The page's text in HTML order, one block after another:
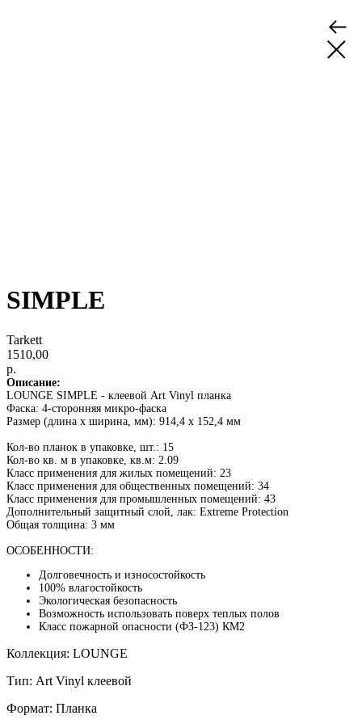
SIMPLE
Tarkett
1510,00
р.
Описание:
LOUNGE SIMPLE - клеевой Art Vinyl планка
Фаска: 4-сторонняя микро-фаска
Размер (длина x ширина, мм): 914,4 х 152,4 мм
Кол-во планок в упаковке, шт.: 15
Кол-во кв. м в упаковке, кв.м: 2.09
Класс применения для жилых помещений: 23
Класс применения для общественных помещений: 34
Класс применения для промышленных помещений: 43
Дополнительный защитный слой, лак: Extreme Protection
Общая толщина: 3 мм
ОСОБЕННОСТИ:
Долговечность и износостойкость
100% влагостойкость
Экологическая безопасность
Возможность использовать поверх теплых полов
Класс пожарной опасности (ФЗ-123) КМ2
Коллекция: LOUNGE
Тип: Art Vinyl клеевой
Формат: Планка